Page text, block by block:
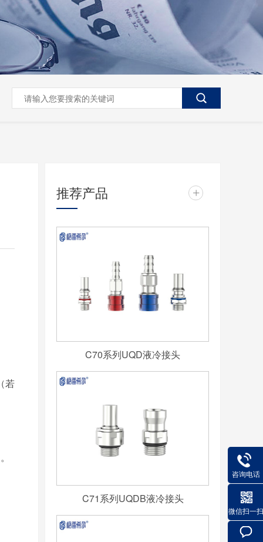
若
推荐产品 +
C70系列UQD液冷接头
C71系列UQDB液冷接头
咨询电话
微信扫一扫